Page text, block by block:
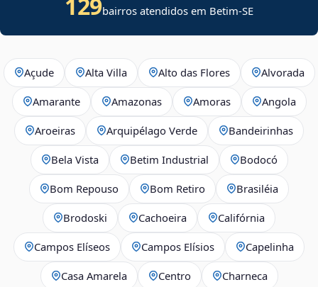
bairros atendidos em Betim-SE
Açude Alta Villa Alto das Flores Alvorada
Amarante Amazonas Amoras Angola
Aroeiras Arquipélago Verde Bandeirinhas
Bela Vista Betim Industrial Bodocó
Bom Repouso Bom Retiro Brasiléia
Brodoski Cachoeira Califórnia
Campos Elíseos Campos Elísios Capelinha
Casa Amarela Centro Charneca